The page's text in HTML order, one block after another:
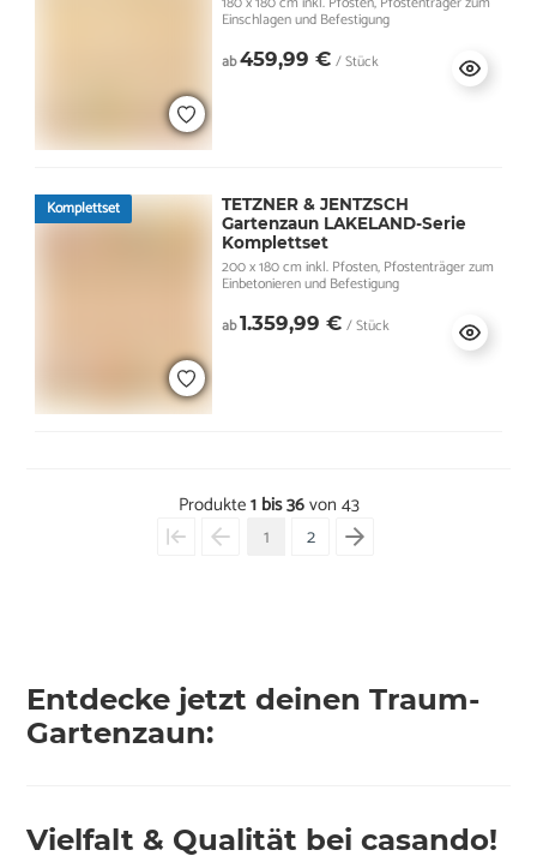
Einschlagen und Befestigung
ab459,99 € / Stück
Komplettset
TETZNER & JENTZSCH
Gartenzaun LAKELAND-Serie
Komplettset
200 x 180 cm inkl. Pfosten, Pfostenträger zum
Einbetonieren und Befestigung
ab1.359,99 € / Stück
Produkte1 bis 36von 43
1
2
Entdecke jetzt deinen Traum-
Gartenzaun:
Vielfalt & Qualität bei casando!